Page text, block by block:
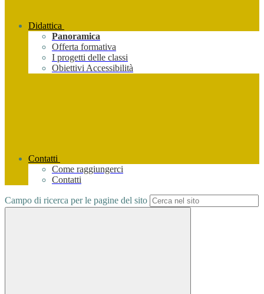
Didattica
Panoramica
Offerta formativa
I progetti delle classi
Obiettivi Accessibilità
Contatti
Come raggiungerci
Contatti
Campo di ricerca per le pagine del sito